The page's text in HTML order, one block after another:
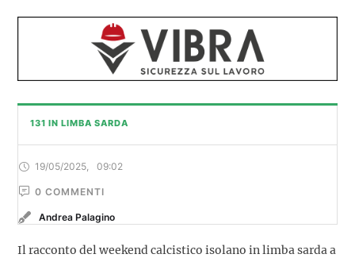
131 IN LIMBA SARDA
19/05/2025 09:02
0 COMMENTI
Andrea Palagino
Il racconto del weekend calcistico isolano in limba sarda a